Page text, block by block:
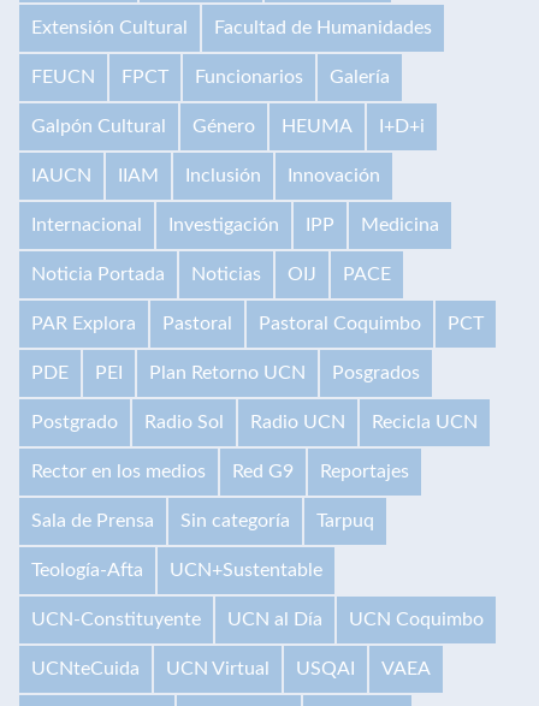
Extensión Cultural Facultad de Humanidades
FEUCN FPCT Funcionarios Galería
Galpón Cultural Género HEUMA I+D+i
IAUCN IIAM Inclusión Innovación
Internacional Investigación IPP Medicina
Noticia Portada Noticias OIJ PACE
PAR Explora Pastoral Pastoral Coquimbo PCT
PDE PEI Plan Retorno UCN Posgrados
Postgrado Radio Sol Radio UCN Recicla UCN
Rector en los medios Red G9 Reportajes
Sala de Prensa Sin categoría Tarpuq
Teología-Afta UCN+Sustentable
UCN-Constituyente UCN al Día UCN Coquimbo
UCNteCuida UCN Virtual USQAI VAEA